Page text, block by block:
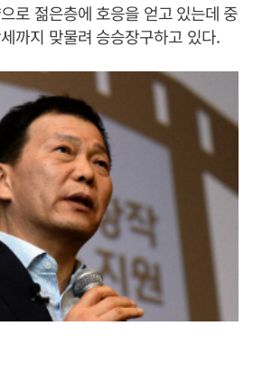
로 젊은층에 호응을 얻고 있는데 중
까지 맞물려 승승장구하고 있다.